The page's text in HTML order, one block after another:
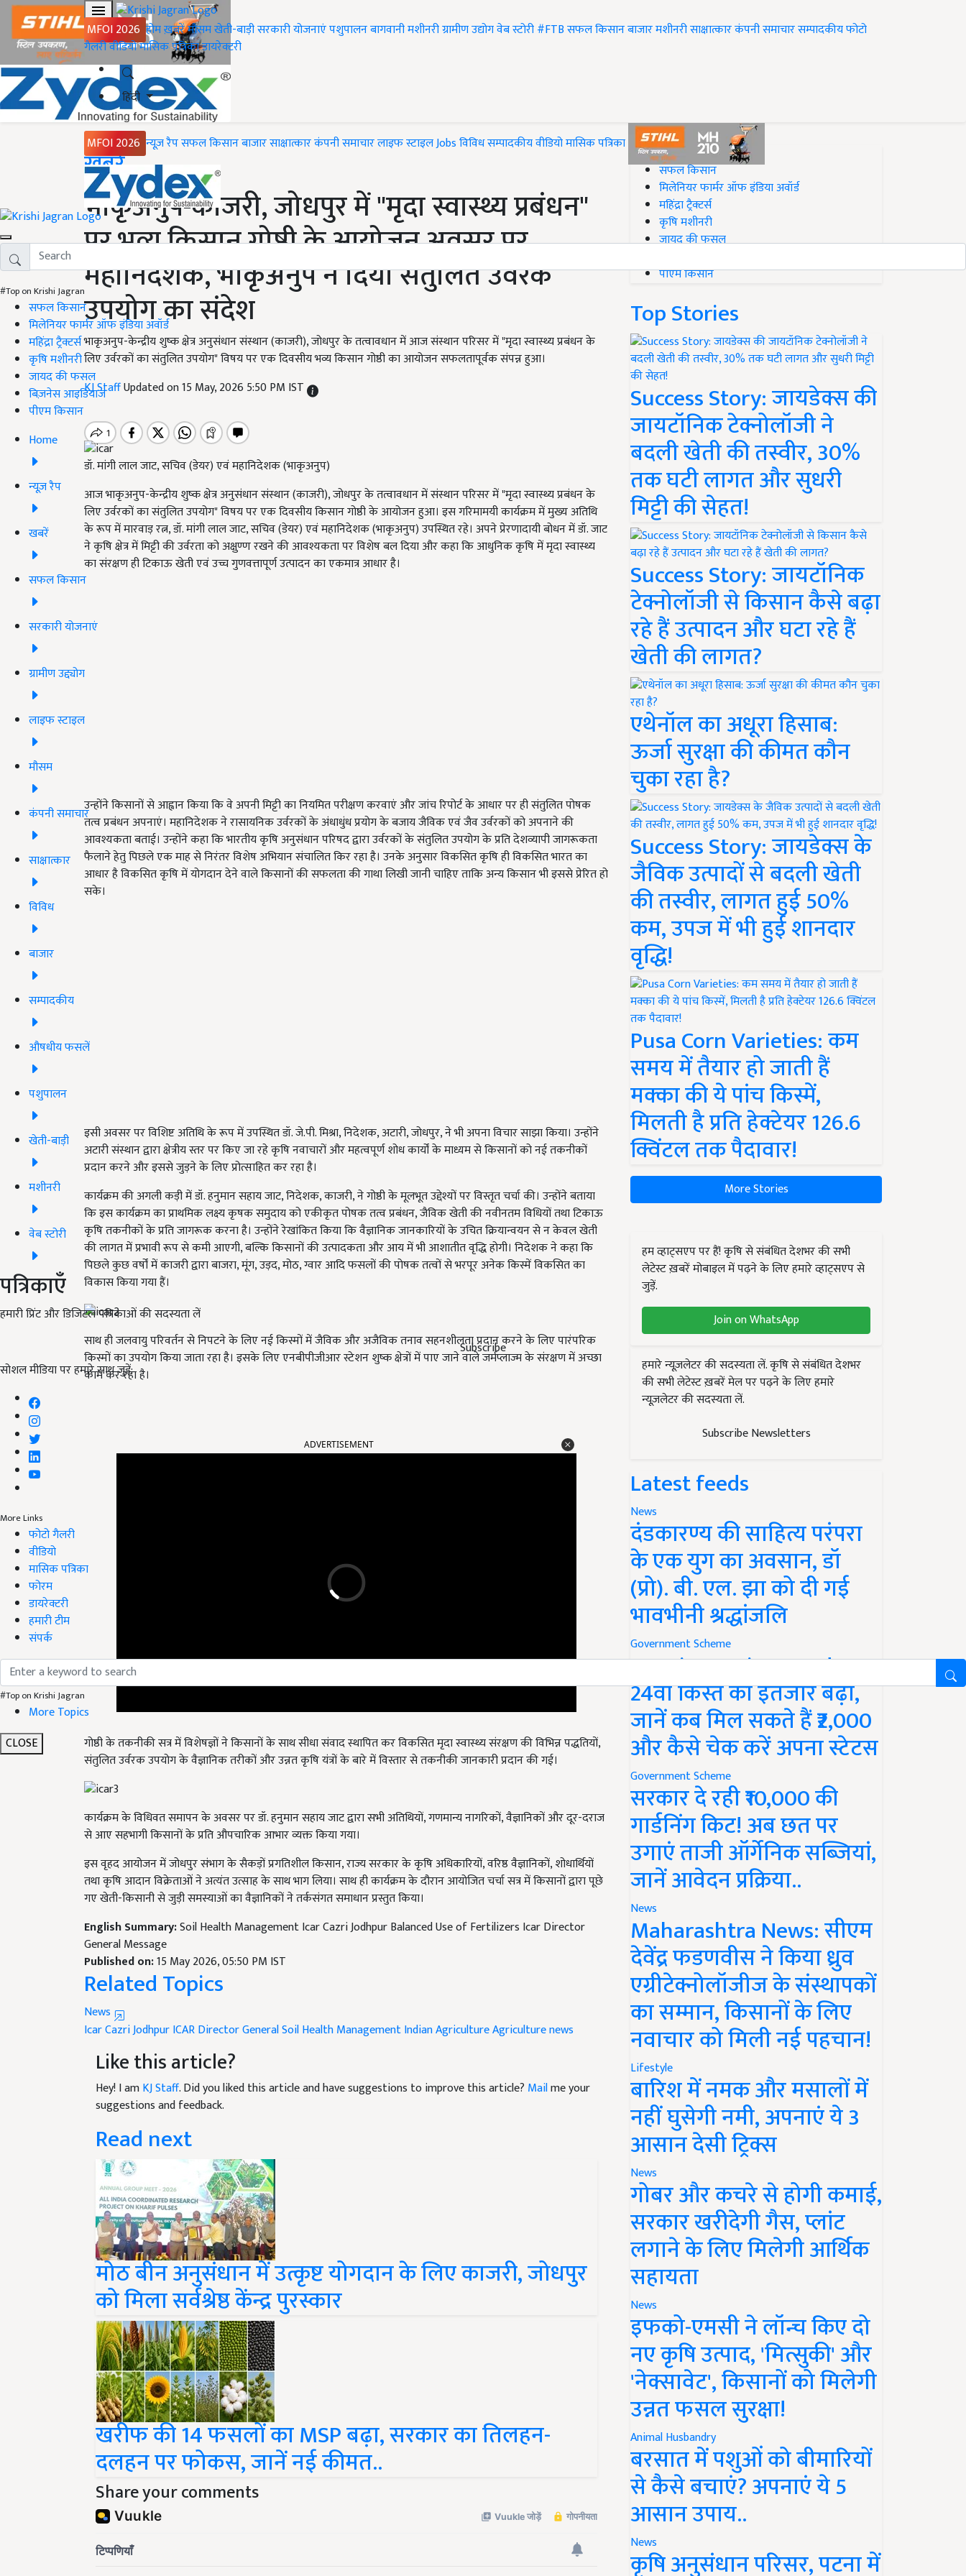
MFOI 2026 होमख़बरेंमौसमखेती-बाड़ीसरकारी योजनाएंपशुपालनबागवानीमशीनरीग्रामीण उद्योगवेब स्टोरी#FTBसफल किसानबाजारमशीनरीसाक्षात्कारकंपनी समाचारसम्पादकीयफोटो
गैलरीवीडियोमासिक पत्रिकाडायरेक्टरी
हिंदी
MFOI 2026 न्यूज़ रैपसफल किसानबाजारसाक्षात्कारकंपनी समाचारलाइफ स्टाइलJobsविविधसम्पादकीयवीडियोमासिक पत्रिका
#Top on Krishi Jagran
सफल किसान
मिलेनियर फार्मर ऑफ इंडिया अवॉर्ड
महिंद्रा ट्रैक्टर्स
कृषि मशीनरी
जायद की फसल
बिज़नेस आइडियाज
पीएम किसान
Home
न्यूज़ रैप
खबरें
सफल किसान
सरकारी योजनाएं
ग्रामीण उद्द्योग
लाइफ स्टाइल
मौसम
कंपनी समाचार
साक्षात्कार
विविध
बाजार
सम्पादकीय
औषधीय फसलें
पशुपालन
खेती-बाड़ी
मशीनरी
वेब स्टोरी
पत्रिकाएँ
हमारी प्रिंट और डिजिटल पत्रिकाओं की सदस्यता लें
Subscribe
सोशल मीडिया पर हमारे साथ जुड़ें:
More Links
फोटो गैलरी
वीडियो
मासिक पत्रिका
फोरम
डायरेक्टरी
हमारी टीम
संपर्क
#Top on Krishi Jagran
More Topics
CLOSE
Home
ख़बरें
भाकृअनुप-काजरी, जोधपुर में "मृदा स्वास्थ्य प्रबंधन"
पर भव्य किसान गोष्ठी के आयोजन अवसर पर
महानिदेशक, भाकृअनुप ने दिया संतुलित उर्वरक
उपयोग का संदेश
भाकृअनुप-केन्द्रीय शुष्क क्षेत्र अनुसंधान संस्थान (काजरी), जोधपुर के तत्वावधान में आज संस्थान परिसर में "मृदा स्वास्थ्य प्रबंधन के
लिए उर्वरकों का संतुलित उपयोग" विषय पर एक दिवसीय भव्य किसान गोष्ठी का आयोजन सफलतापूर्वक संपन्न हुआ।
KJ StaffUpdated on 15 May, 2026 5:50 PM IST
डॉ. मांगी लाल जाट, सचिव (डेयर) एवं महानिदेशक (भाकृअनुप)
आज भाकृअनुप-केन्द्रीय शुष्क क्षेत्र अनुसंधान संस्थान (काजरी), जोधपुर के तत्वावधान में संस्थान परिसर में "मृदा स्वास्थ्य प्रबंधन के
लिए उर्वरकों का संतुलित उपयोग" विषय पर एक दिवसीय किसान गोष्ठी के आयोजन हुआ। इस गरिमामयी कार्यक्रम में मुख्य अतिथि
के रूप में मारवाड़ रत्न, डॉ. मांगी लाल जाट, सचिव (डेयर) एवं महानिदेशक (भाकृअनुप) उपस्थित रहे। अपने प्रेरणादायी बोधन में डॉ. जाट
ने कृषि क्षेत्र में मिट्टी की उर्वरता को अक्षुण्ण रखने की आवश्यकता पर विशेष बल दिया और कहा कि आधुनिक कृषि में मृदा स्वास्थ्य
का संरक्षण ही टिकाऊ खेती एवं उच्च गुणवत्तापूर्ण उत्पादन का एकमात्र आधार है।
उन्होंने किसानों से आह्वान किया कि वे अपनी मिट्टी का नियमित परीक्षण करवाएं और जांच रिपोर्ट के आधार पर ही संतुलित पोषक
तत्व प्रबंधन अपनाएं। महानिदेशक ने रासायनिक उर्वरकों के अंधाधुंध प्रयोग के बजाय जैविक एवं जैव उर्वरकों को अपनाने की
आवश्यकता बताई। उन्होंने कहा कि भारतीय कृषि अनुसंधान परिषद द्वारा उर्वरकों के संतुलित उपयोग के प्रति देशव्यापी जागरूकता
फैलाने हेतु पिछले एक माह से निरंतर विशेष अभियान संचालित किर रहा है। उनके अनुसार विकसित कृषि ही विकसित भारत का
आधार है विकसित कृषि में योगदान देने वाले किसानों की सफलता की गाथा लिखी जानी चाहिए ताकि अन्य किसान भी इससे प्रेरित हो
सके।
इसी अवसर पर विशिष्ट अतिथि के रूप में उपस्थित डॉ. जे.पी. मिश्रा, निदेशक, अटारी, जोधपुर, ने भी अपना विचार साझा किया। उन्होंने
अटारी संस्थान द्वारा क्षेत्रीय स्तर पर किए जा रहे कृषि नवाचारों और महत्वपूर्ण शोध कार्यों के माध्यम से किसानों को नई तकनीकों
प्रदान करने और इससे जुड़ने के लिए प्रोत्साहित कर रहा है।
कार्यक्रम की अगली कड़ी में डॉ. हनुमान सहाय जाट, निदेशक, काजरी, ने गोष्ठी के मूलभूत उद्देश्यों पर विस्तृत चर्चा की। उन्होंने बताया
कि इस कार्यक्रम का प्राथमिक लक्ष्य कृषक समुदाय को एकीकृत पोषक तत्व प्रबंधन, जैविक खेती की नवीनतम विधियों तथा टिकाऊ
कृषि तकनीकों के प्रति जागरूक करना है। उन्होंने रेखांकित किया कि वैज्ञानिक जानकारियों के उचित क्रियान्वयन से न केवल खेती
की लागत में प्रभावी रूप से कमी आएगी, बल्कि किसानों की उत्पादकता और आय में भी आशातीत वृद्धि होगी। निदेशक ने कहा कि
पिछले कुछ वर्षों में काजरी द्वारा बाजरा, मूंग, उड़द, मोठ, ग्वार आदि फसलों की पोषक तत्वों से भरपूर अनेक किस्में विकसित का
विकास किया गया हैं।
साथ ही जलवायु परिवर्तन से निपटने के लिए नई किस्मों में जैविक और अजैविक तनाव सहनशीलता प्रदान करने के लिए पारंपरिक
किस्मों का उपयोग किया जाता रहा है। इसके लिए एनबीपीजीआर स्टेशन शुष्क क्षेत्रों में पाए जाने वाले जर्मप्लाज्म के संरक्षण में अच्छा
काम कर रहा है।
संतुलित उर्वरक उपयोग के वैज्ञानिक तरीकों और उन्नत कृषि यंत्रों के बारे में विस्तार से तकनीकी जानकारी प्रदान की गई।
से आए सहभागी किसानों के प्रति औपचारिक आभार व्यक्त किया गया।
इस वृहद आयोजन में जोधपुर संभाग के सैकड़ों प्रगतिशील किसान, राज्य सरकार के कृषि अधिकारियों, वरिष्ठ वैज्ञानिकों, शोधार्थियों
तथा कृषि आदान विक्रेताओं ने अत्यंत उत्साह के साथ भाग लिया। साथ ही कार्यक्रम के दौरान आयोजित चर्चा सत्र में किसानों द्वारा पूछे
गए खेती-किसानी से जुड़ी समस्याओं का वैज्ञानिकों ने तर्कसंगत समाधान प्रस्तुत किया।
English Summary: Soil Health Management Icar Cazri Jodhpur Balanced Use of Fertilizers Icar Director
General Message
Published on:15 May 2026, 05:50 PM IST
Related Topics
News
Icar Cazri Jodhpur
Like this article?
Hey! I amKJ Staff. Did you liked this article and have suggestions to improve this article?
suggestions and feedback.
Read next
मोठ बीन अनुसंधान में उत्कृष्ट योगदान के लिए काजरी, जोधपुर
को मिला सर्वश्रेष्ठ केंन्द्र पुरस्कार
खरीफ की 14 फसलों का MSP बढ़ा, सरकार का तिलहन-
दलहन पर फोकस, जानें नई कीमत..
Share your comments
#Top on Krishi Jagran
सफल किसान
मिलेनियर फार्मर ऑफ इंडिया अवॉर्ड
महिंद्रा ट्रैक्टर्स
कृषि मशीनरी
जायद की फसल
पीएम किसान
Top Stories
Success Story: जायडेक्स की
जायटॉनिक टेक्नोलॉजी ने
बदली खेती की तस्वीर, 30%
तक घटी लागत और सुधरी
मिट्टी की सेहत!
Success Story: जायटॉनिक
टेक्नोलॉजी से किसान कैसे बढ़ा
रहे हैं उत्पादन और घटा रहे हैं
खेती की लागत?
एथेनॉल का अधूरा हिसाब:
ऊर्जा सुरक्षा की कीमत कौन
चुका रहा है?
Success Story: जायडेक्स के
जैविक उत्पादों से बदली खेती
की तस्वीर, लागत हुई 50%
कम, उपज में भी हुई शानदार
वृद्धि!
Pusa Corn Varieties: कम
समय में तैयार हो जाती हैं
मक्का की ये पांच किस्में,
मिलती है प्रति हेक्टेयर 126.6
क्विंटल तक पैदावार!
More Stories
हम व्हाट्सएप पर हैं! कृषि से संबंधित देशभर की सभी
लेटेस्ट ख़बरें मोबाइल में पढ़ने के लिए हमारे व्हाट्सएप से
जुड़ें.
Join on WhatsApp
हमारे न्यूज़लेटर की सदस्यता लें. कृषि से संबंधित देशभर
की सभी लेटेस्ट ख़बरें मेल पर पढ़ने के लिए हमारे
न्यूज़लेटर की सदस्यता लें.
Subscribe Newsletters
Latest feeds
News
दंडकारण्य की साहित्य परंपरा
के एक युग का अवसान, डॉ
(प्रो). बी. एल. झा को दी गई
भावभीनी श्रद्धांजलि
Government Scheme
PM Kisan Yojana Update:
24वीं किस्त का इंतजार बढ़ा,
जानें कब मिल सकते हैं ₹2,000
और कैसे चेक करें अपना स्टेटस
Government Scheme
सरकार दे रही ₹10,000 की
गार्डनिंग किट! अब छत पर
उगाएं ताजी ऑर्गेनिक सब्जियां,
जानें आवेदन प्रक्रिया..
News
Maharashtra News: सीएम
देवेंद्र फडणवीस ने किया ध्रुव
एग्रीटेक्नोलॉजीज के संस्थापकों
का सम्मान, किसानों के लिए
नवाचार को मिली नई पहचान!
Lifestyle
बारिश में नमक और मसालों में
नहीं घुसेगी नमी, अपनाएं ये 3
आसान देसी ट्रिक्स
News
गोबर और कचरे से होगी कमाई,
सरकार खरीदेगी गैस, प्लांट
लगाने के लिए मिलेगी आर्थिक
सहायता
News
इफको-एमसी ने लॉन्च किए दो
नए कृषि उत्पाद, 'मित्सुकी' और
'नेक्सावेट', किसानों को मिलेगी
उन्नत फसल सुरक्षा!
Animal Husbandry
बरसात में पशुओं को बीमारियों
से कैसे बचाएं? अपनाएं ये 5
आसान उपाय..
News
कृषि अनुसंधान परिसर, पटना में